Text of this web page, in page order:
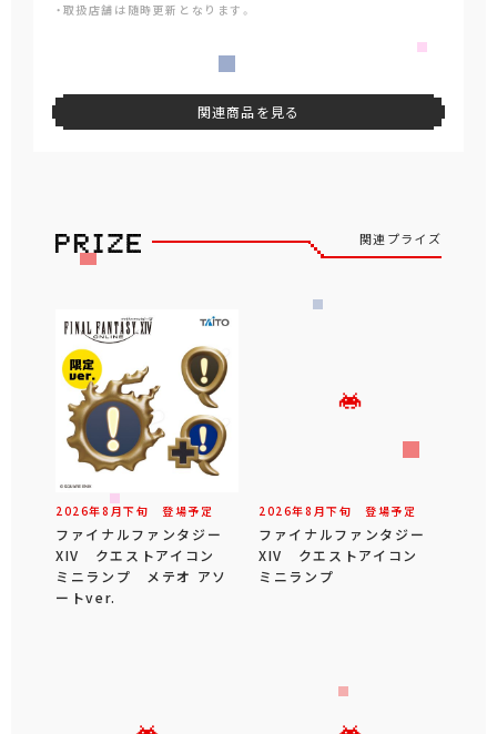
・取扱店舗は随時更新となります。
関連商品を見る
関連プライズ
2026年8 月下旬 登場予定
ファイナルファンタジー
XIV クエストアイコン
ミニランプ メテオ アソ
ートver.
2026年8 月下旬 登場予定
ファイナルファンタジー
XIV クエストアイコン
ミニランプ